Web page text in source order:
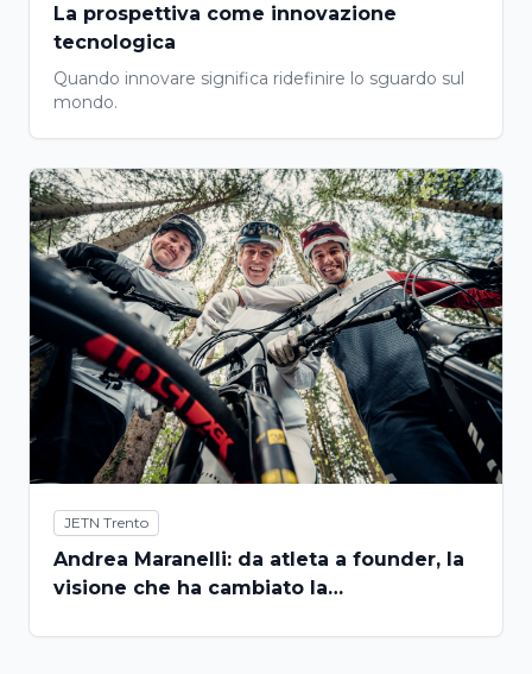
La prospettiva come innovazione
tecnologica
Quando innovare significa ridefinire lo sguardo sul
mondo.
JETN Trento
Andrea Maranelli: da atleta a founder, la
visione che ha cambiato la